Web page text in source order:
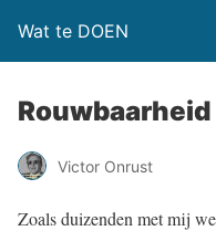
Wat te DOEN
Rouwbaarheid
Victor Onrust
Zoals duizenden met mij